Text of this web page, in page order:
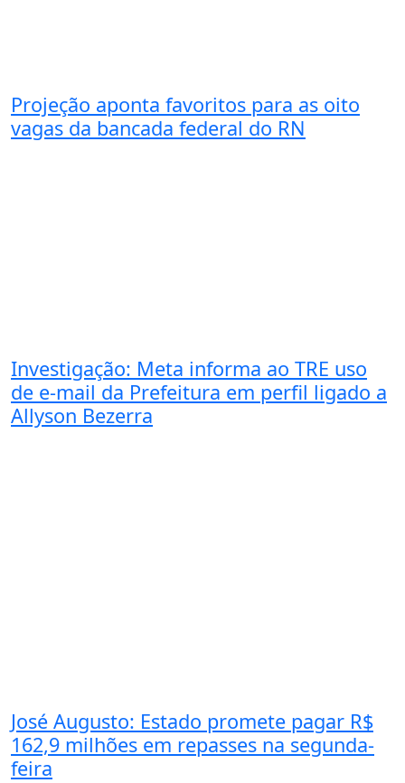
Projeção aponta favoritos para as oito
vagas da bancada federal do RN
Investigação: Meta informa ao TRE uso
de e-mail da Prefeitura em perfil ligado a
Allyson Bezerra
José Augusto: Estado promete pagar R$
162,9 milhões em repasses na segunda-
feira